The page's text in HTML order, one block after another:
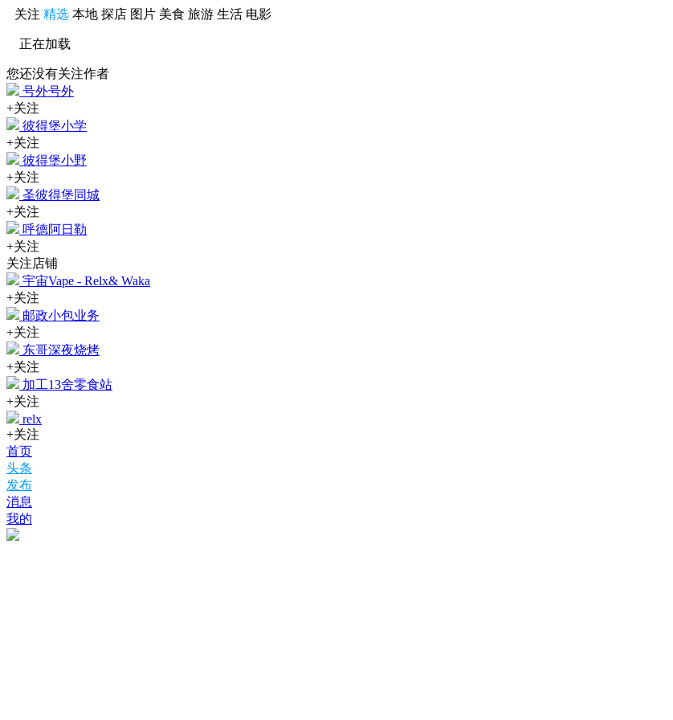
关注 精选 本地 探店 图片 美食 旅游 生活 电影
正在加载
您还没有关注作者
号外号外
+关注
彼得堡小学
+关注
彼得堡小野
+关注
圣彼得堡同城
+关注
呼德阿日勒
+关注
关注店铺
宇宙Vape - Relx& Waka
+关注
邮政小包业务
+关注
东哥深夜烧烤
+关注
加工13舍零食站
+关注
relx
+关注
首页
头条
发布
消息
我的